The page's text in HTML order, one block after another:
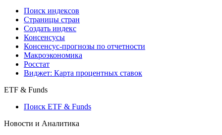
Поиск индексов
Страницы стран
Создать индекс
Консенсусы
Консенсус-прогнозы по отчетности
Макроэкономика
Росстат
Виджет: Карта процентных ставок
ETF & Funds
Поиск ETF & Funds
Новости и Аналитика